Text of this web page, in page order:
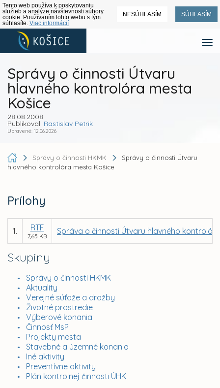
Tento web používa k poskytovaniu
služieb a analýze návštevnosti súbory
cookie. Používaním tohto webu s tým
súhlasíte. Viac informácií
NESÚHLASÍM SÚHLASÍM
Správy o činnosti Útvaru
hlavného kontrolóra mesta
Košice
28.08.2008
Publikoval: Rastislav Petrik
Upravené: 12.06.2026
Skupiny
Správy o činnosti HKMK
Aktuality
Verejné súťaže a dražby
Životné prostredie
Výberové konania
Činnosť MsP
Projekty mesta
Stavebné a územné konania
Iné aktivity
Preventívne aktivity
Plán kontrolnej činnosti ÚHK
Správy o činnosti HKMK
Správy o činnosti Útvaru
hlavného kontrolóra mesta Košice
Prílohy
1. RTF
7,65 KB
Správa o činnosti Útvaru hlavného